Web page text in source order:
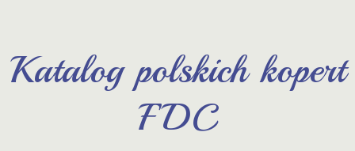
Katalog polskich kopert
FDC